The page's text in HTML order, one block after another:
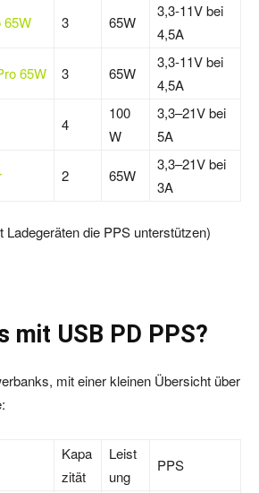
65W 3 65W
3,3-11V bei
4,5A
65W 3 65W
3,3-11V bei
4,5A
4
100
W
3,3–21V bei
5A
2 65W
3,3–21V bei
3A
Ladegeräten die PPS unterstützen)
mit USB PD PPS?
mit einer kleinen Übersicht über
Kapa
zität
Leist
ung
PPS